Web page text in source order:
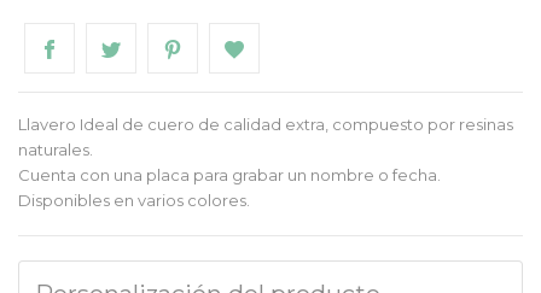
Llavero Ideal de cuero de calidad extra, compuesto por resinas
naturales.
Cuenta con una placa para grabar un nombre o fecha.
Disponibles en varios colores.